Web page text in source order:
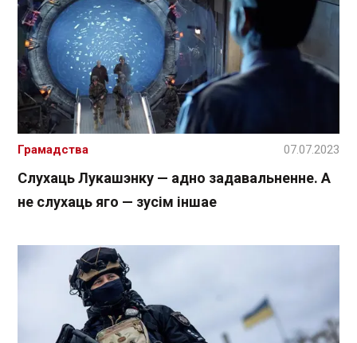
Слухаць Лукашэнку — адно задавальненне. А
не слухаць яго — зусім іншае
Грамадства 07.07.2023